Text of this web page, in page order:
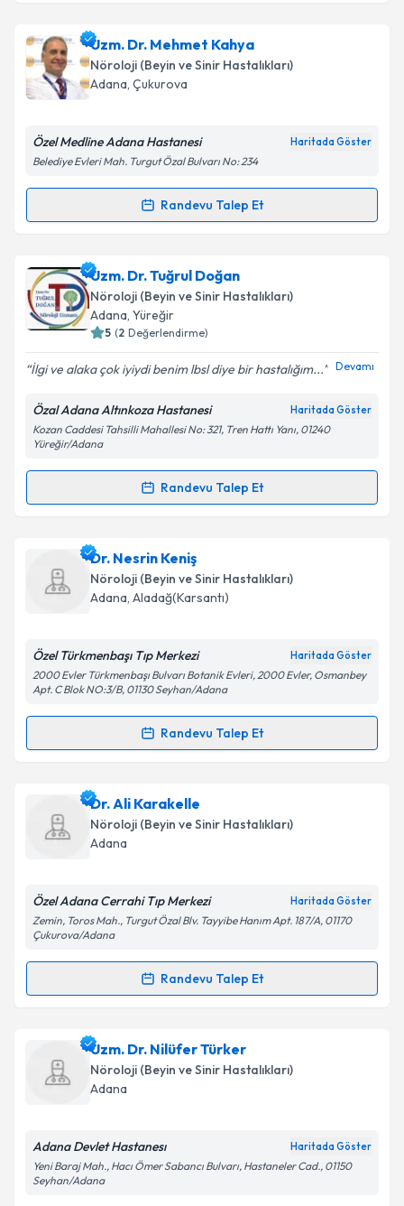
kapsamda işlenmesini kabul ediyorum.
Takvim Talebini Gönder
Prof. Dr. Evren Ekeriçin randevu takvimi talebi
oluşturun. Size bu uzmandan randevu almanız için bir
takvim hazırlandığında e-posta ile bilgilendireceğiz.
Kişisel verilerimin işlenmesine ilişkin
Metni'ni okudum ve kişisel verilerimin belirtilen
Takvim Talebini Gönder
Uzm. Dr. Mehmet Kahya
Nöroloji (Beyin ve Sinir Hastalıkları)
Adana, Çukurova
Özel Medline Adana Hastanesi Haritada Göster
Belediye Evleri Mah. Turgut Özal Bulvarı No: 234
Randevu Talep Et
Randevu Takvimi Talebi
Uzm. Dr. Mehmet Kahyaiçin randevu takvimi talebi
oluşturun. Size bu uzmandan randevu almanız için bir
takvim hazırlandığında e-posta ile bilgilendireceğiz.
Kişisel verilerimin işlenmesine ilişkinAydınlatma
Metni
kapsamda işlenmesini kabul ediyorum.
Uzm. Dr. Tuğrul Doğan
Nöroloji (Beyin ve Sinir Hastalıkları)
Adana, Yüreğir
5 (2 Değerlendirme)
İlgi ve alaka çok iyiydi benim lbsl diye bir hastalığım... Devamı
Özal Adana Altınkoza Hastanesi Haritada Göster
Kozan Caddesi Tahsilli Mahallesi No: 321, Tren Hattı Yanı, 01240
Yüreğir/Adana
Randevu Talep Et
Randevu Takvimi Talebi
Uzm. Dr. Tuğrul Doğan
oluşturun. Size bu uzmandan randevu almanız için bir
takvim hazırlandığında e-posta ile bilgilendireceğiz.
Kişisel verilerimin işlenmesine ilişkinAydınlatma
'ni okudum ve kişisel verilerimin belirtilen
kapsamda işlenmesini kabul ediyorum.
Takvim Talebini Gönder
Dr. Nesrin Keniş
Nöroloji (Beyin ve Sinir Hastalıkları)
Adana, Aladağ(Karsantı)
Özel Türkmenbaşı Tıp Merkezi Haritada Göster
2000 Evler Türkmenbaşı Bulvarı Botanik Evleri, 2000 Evler, Osmanbey
Apt. C Blok NO:3/B, 01130 Seyhan/Adana
Randevu Talep Et
Randevu Takvimi Talebi
Dr. Nesrin Kenişiçin randevu takvimi talebi oluşturun.
Size bu uzmandan randevu almanız için bir takvim
hazırlandığında e-posta ile bilgilendireceğiz.
Kişisel verilerimin işlenmesine ilişkinAydınlatma
'ni okudum ve kişisel verilerimin belirtilen
kapsamda işlenmesini kabul ediyorum.
Takvim Talebini Gönder
Dr. Ali Karakelle
Nöroloji (Beyin ve Sinir Hastalıkları)
Adana
Özel Adana Cerrahi Tıp Merkezi Haritada Göster
Zemin, Toros Mah., Turgut Özal Blv. Tayyibe Hanım Apt. 187/A, 01170
Çukurova/Adana
Randevu Talep Et
Randevu Takvimi Talebi
Dr. Ali Karakelleiçin randevu takvimi talebi
oluşturun. Size bu uzmandan randevu almanız için bir
takvim hazırlandığında e-posta ile bilgilendireceğiz.
Uzm. Dr. Nilüfer Türker
Nöroloji (Beyin ve Sinir Hastalıkları)
Adana
Adana Devlet Hastanesı Haritada Göster
Yeni Baraj Mah., Hacı Ömer Sabancı Bulvarı, Hastaneler Cad., 01150
Seyhan/Adana